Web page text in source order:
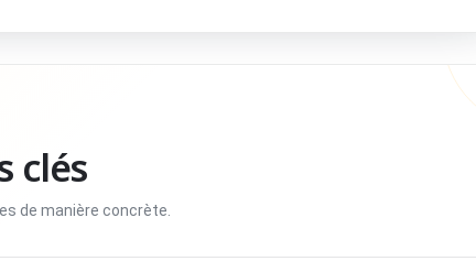
clés
de manière concrète.